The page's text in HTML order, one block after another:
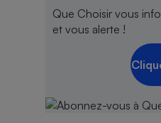
Que Choisir vous
et vous alerte !